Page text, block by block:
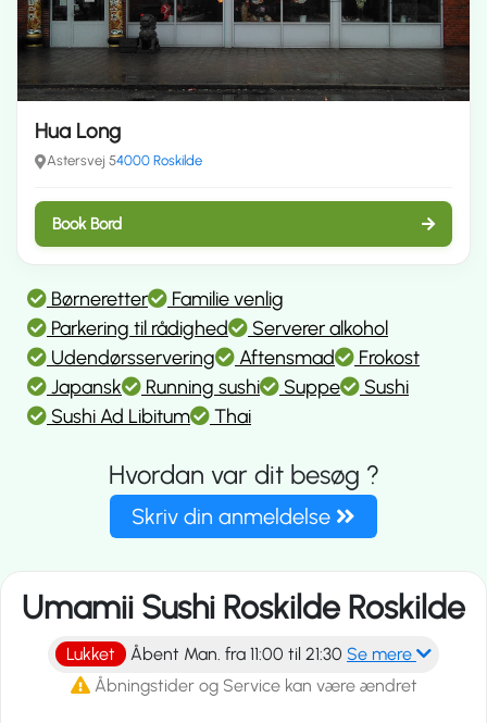
Hua Long
Astersvej 54000 Roskilde
Book Bord
Børneretter
Familie venlig
Parkering til rådighed
Serverer alkohol
Udendørsservering
Aftensmad
Frokost
Japansk
Running sushi Suppe
Sushi
Sushi Ad Libitum
Thai
Hvordan var dit besøg ?
Skriv din anmeldelse
Umamii Sushi Roskilde Roskilde
Lukket Åbent Man. fra 11:00 til 21:30 Se mere
Åbningstider og Service kan være ændret